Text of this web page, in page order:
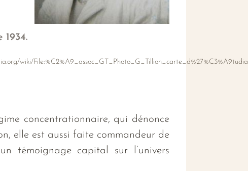
1934.
wiki/
concentrationnaire, qui dénonce
elle est aussi faite commandeur de
témoignage capital sur l’univers